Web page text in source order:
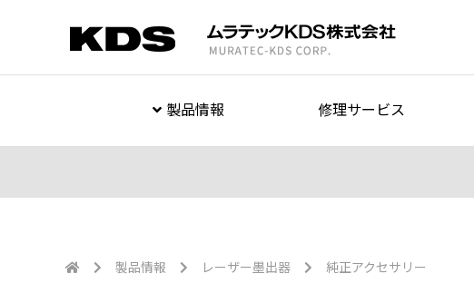
製品情報 修理サービス
製品情報 レーザー墨出器 純正アクセサリー